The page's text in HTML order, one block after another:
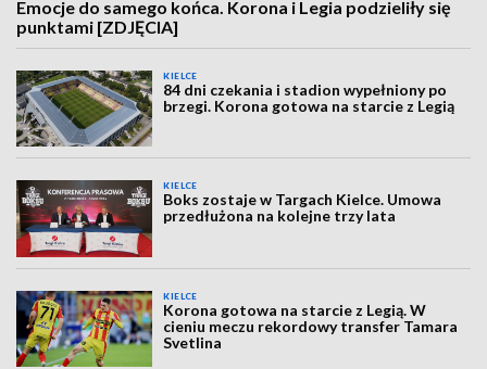
Emocje do samego końca. Korona i Legia podzieliły się
punktami [ZDJĘCIA]
KIELCE
84 dni czekania i stadion wypełniony po
brzegi. Korona gotowa na starcie z Legią
KIELCE
Boks zostaje w Targach Kielce. Umowa
przedłużona na kolejne trzy lata
KIELCE
Korona gotowa na starcie z Legią. W
cieniu meczu rekordowy transfer Tamara
Svetlina